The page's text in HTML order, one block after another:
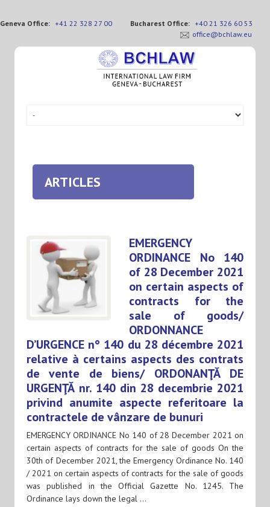
Geneva Office: +41 22 328 27 00 Bucharest Office: +40 21 326 60 53
office@bchlaw.eu
ARTICLES
EMERGENCY
ORDINANCE No 140
of 28 December 2021
on certain aspects of
contracts for the
sale of goods/
ORDONNANCE
D’URGENCE n° 140 du 28 décembre 2021
relative à certains aspects des contrats
de vente de biens/ ORDONANŢĂ DE
URGENŢĂ nr. 140 din 28 decembrie 2021
privind anumite aspecte referitoare la
contractele de vânzare de bunuri
EMERGENCY ORDINANCE No 140 of 28 December 2021 on
certain aspects of contracts for the sale of goods On the
30th of December 2021, the Emergency Ordinance No. 140
/ 2021 on certain aspects of contracts for the sale of goods
was published in the Official Gazette No. 1245. The
Ordinance lays down the legal …